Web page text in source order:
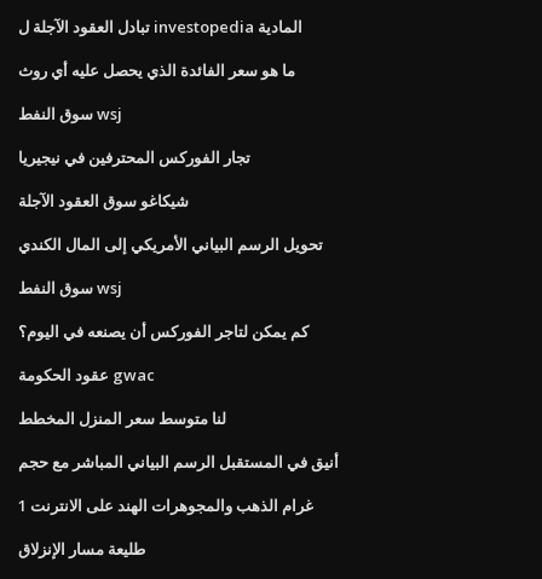
تبادل العقود الآجلة ل investopedia المادية
ما هو سعر الفائدة الذي يحصل عليه أي روث
سوق النفط wsj
تجار الفوركس المحترفين في نيجيريا
شيكاغو سوق العقود الآجلة
تحويل الرسم البياني الأمريكي إلى المال الكندي
سوق النفط wsj
كم يمكن لتاجر الفوركس أن يصنعه في اليوم؟
عقود الحكومة gwac
لنا متوسط ​​سعر المنزل المخطط
أنيق في المستقبل الرسم البياني المباشر مع حجم
1 غرام الذهب والمجوهرات الهند على الانترنت
طليعة مسار الإنزلاق